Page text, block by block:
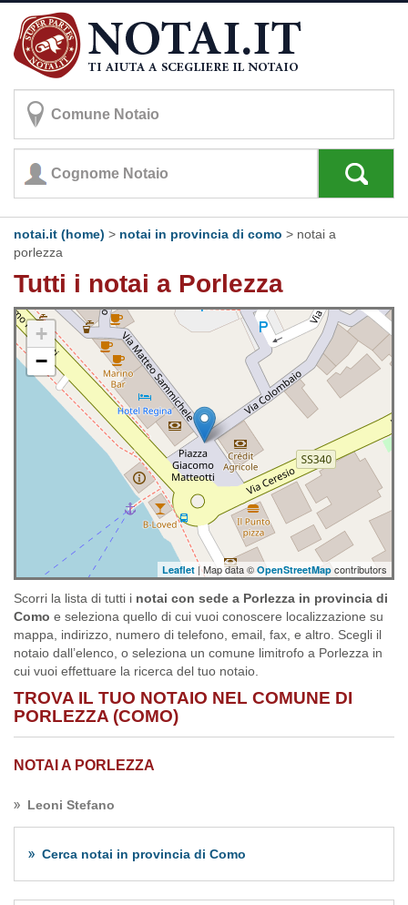
notai.it (home) > notai in provincia di como > notai a
porlezza
Tutti i notai a Porlezza
+
−
Leaflet | Map data © OpenStreetMap contributors
Scorri la lista di tutti i notai con sede a Porlezza in provincia di
Como e seleziona quello di cui vuoi conoscere localizzazione su
mappa, indirizzo, numero di telefono, email, fax, e altro. Scegli il
notaio dall’elenco, o seleziona un comune limitrofo a Porlezza in
cui vuoi effettuare la ricerca del tuo notaio.
TROVA IL TUO NOTAIO NEL COMUNE DI
PORLEZZA (COMO)
NOTAI A PORLEZZA
Leoni Stefano
Cerca notai in provincia di Como